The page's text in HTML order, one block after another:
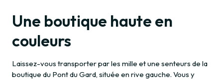
Une boutique haute en
couleurs
Laissez-vous transporter par les mille et une senteurs de la
boutique du Pont du Gard, située en rive gauche. Vous y